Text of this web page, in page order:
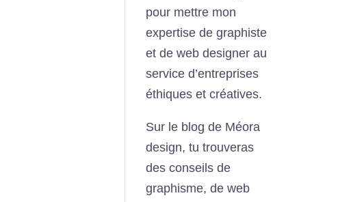
pour mettre mon
expertise de graphiste
et de web designer au
service d’entreprises
éthiques et créatives.
Sur le blog de Méora
design, tu trouveras
des conseils de
graphisme, de web